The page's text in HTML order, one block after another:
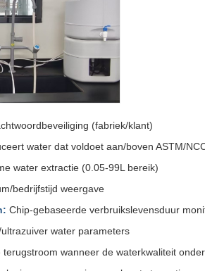
(fabriek/klant)
water dat voldoet aan/boven ASTM/
water extractie (0.05-99L bereik)
bedrijfstijd weergave
Chip-gebaseerde verbruikslevensduur
water parameters
terugstroom wanneer de waterkwaliteit